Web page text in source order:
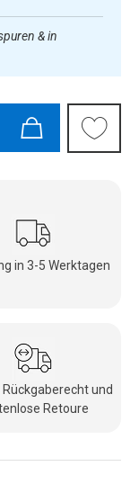
& in
in 3-5 Werktagen
Rückgaberecht und
Retoure